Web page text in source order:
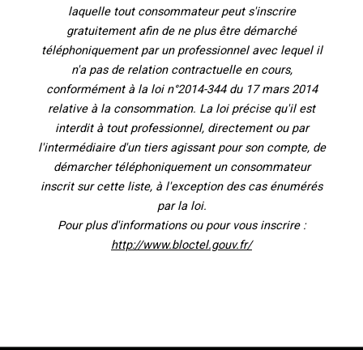
laquelle tout consommateur peut s'inscrire
gratuitement afin de ne plus être démarché
téléphoniquement par un professionnel avec lequel il
n'a pas de relation contractuelle en cours,
conformément à la loi n°2014-344 du 17 mars 2014
relative à la consommation. La loi précise qu'il est
interdit à tout professionnel, directement ou par
l'intermédiaire d'un tiers agissant pour son compte, de
démarcher téléphoniquement un consommateur
inscrit sur cette liste, à l'exception des cas énumérés
par la loi.
Pour plus d'informations ou pour vous inscrire :
http://www.bloctel.gouv.fr/